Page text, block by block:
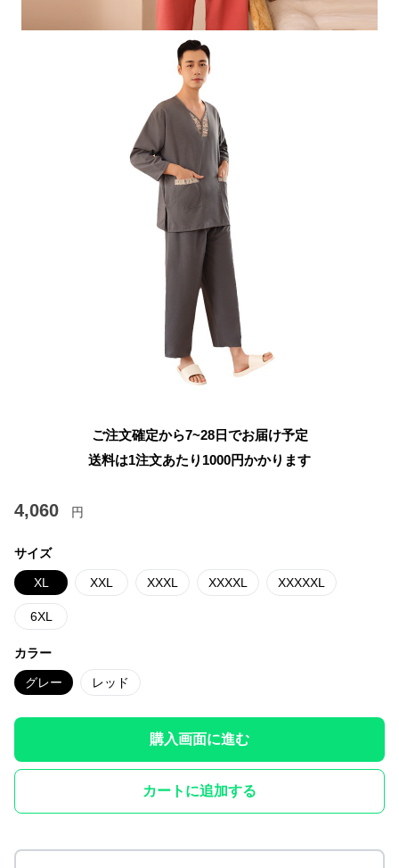
ご注文確定から7~28日でお届け予定
送料は1注文あたり 1000円かかります
4,060 円
サイズ
XL XXL XXXL XXXXL XXXXXL
6XL
カラー
グレー レッド
購入画面に進む
カートに追加する